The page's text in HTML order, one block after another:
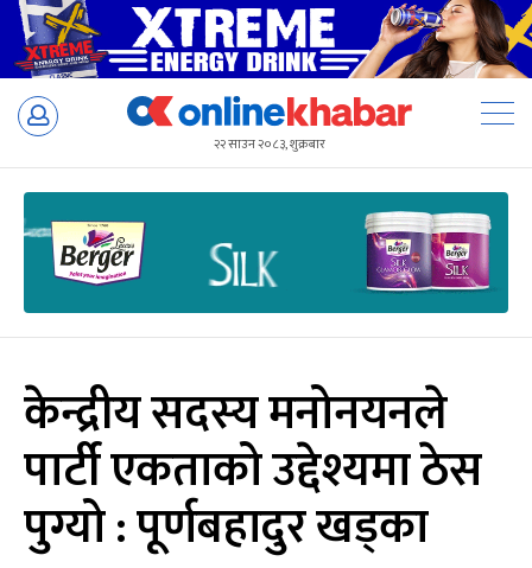
Skip
२२ साउन २०८३, शुक्रबार
केन्द्रीय सदस्य मनोनयनले
पार्टी एकताको उद्देश्यमा ठेस
पुग्यो : पूर्णबहादुर खड्का